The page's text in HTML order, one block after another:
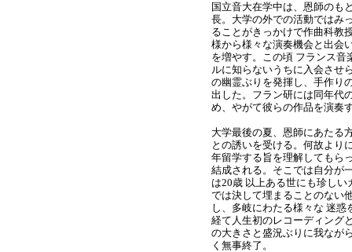
国立音大在学中は、恩師のも
長。 大学の外での活動ではみ
ることがきっかけで作曲科教
様から様々な演奏機会と出会
を増やす。この頃 フランス
ルに知らないうちに入会させ
の幽霊ぶりを発揮し、手作り
出した。フラン研には同年代
め、やがて彼らの作品を演奏
大学最後の夏、恩師にあたる
との誘いを受ける。何故より
年留学する旨を理解してもら
結成される。 そこでは自分が
は20歳 以上ある世にも珍し
では決して埋まることのない
し、多岐にわたる様々な 迷
経て人生初のレコーディング
の大きさと盛況ぶりに我なが
く無事終了。